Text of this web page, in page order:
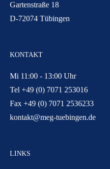
Gartenstraße 18
D-72074 Tübingen
KONTAKT
Mi 11:00 - 13:00 Uhr
Tel +49 (0) 7071 253016
Fax +49 (0) 7071 2536233
kontakt@meg-tuebingen.de
LINKS